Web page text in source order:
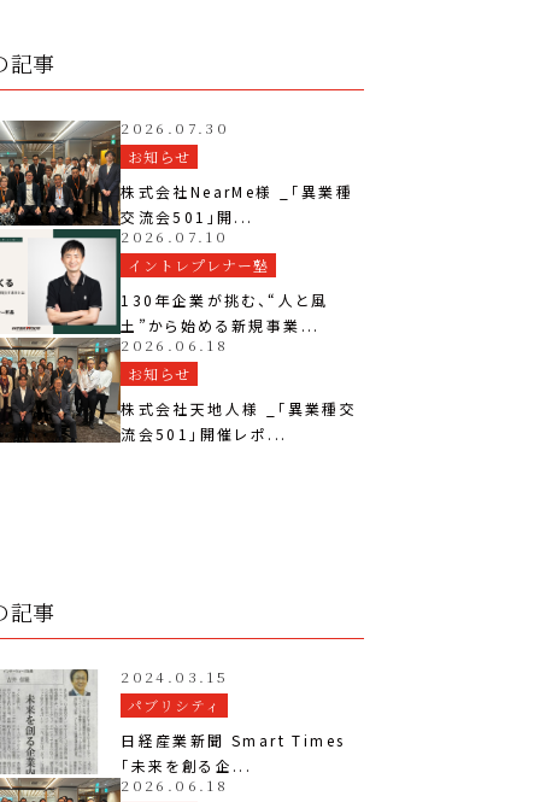
記事
2026.07.30
お知らせ
株式会社NearMe様 _「異業種
交流会501」開...
2026.07.10
イントレプレナー塾
130年企業が挑む、“人と風
土”から始める新規事業...
2026.06.18
お知らせ
株式会社天地人様 _「異業種交
流会501」開催レポ...
記事
2024.03.15
パブリシティ
日経産業新聞 Smart Times
「未来を創る企...
2026.06.18